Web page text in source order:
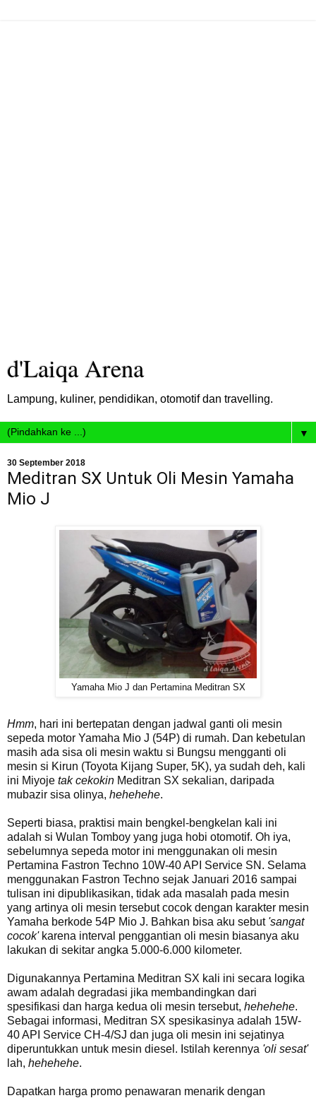
d'Laiqa Arena
Lampung, kuliner, pendidikan, otomotif dan travelling.
▼
30 September 2018
Meditran SX Untuk Oli Mesin Yamaha
Mio J
Yamaha Mio J dan Pertamina Meditran SX
Hmm, hari ini bertepatan dengan jadwal ganti oli mesin
sepeda motor Yamaha Mio J (54P) di rumah. Dan kebetulan
masih ada sisa oli mesin waktu si Bungsu mengganti oli
mesin si Kirun (Toyota Kijang Super, 5K), ya sudah deh, kali
ini Miyoje tak cekokin Meditran SX sekalian, daripada
mubazir sisa olinya, hehehehe.
Seperti biasa, praktisi main bengkel-bengkelan kali ini
adalah si Wulan Tomboy yang juga hobi otomotif. Oh iya,
sebelumnya sepeda motor ini menggunakan oli mesin
Pertamina Fastron Techno 10W-40 API Service SN. Selama
menggunakan Fastron Techno sejak Januari 2016 sampai
tulisan ini dipublikasikan, tidak ada masalah pada mesin
yang artinya oli mesin tersebut cocok dengan karakter mesin
Yamaha berkode 54P Mio J. Bahkan bisa aku sebut 'sangat
cocok'karena interval penggantian oli mesin biasanya aku
lakukan di sekitar angka 5.000-6.000 kilometer.
Digunakannya Pertamina Meditran SX kali ini secara logika
awam adalah degradasi jika membandingkan dari
spesifikasi dan harga kedua oli mesin tersebut, hehehehe.
Sebagai informasi, Meditran SX spesikasinya adalah 15W-
40 API Service CH-4/SJ dan juga oli mesin ini sejatinya
diperuntukkan untuk mesin diesel. Istilah kerennya 'oli sesat'
lah, hehehehe.
Dapatkan harga promo penawaran menarik dengan